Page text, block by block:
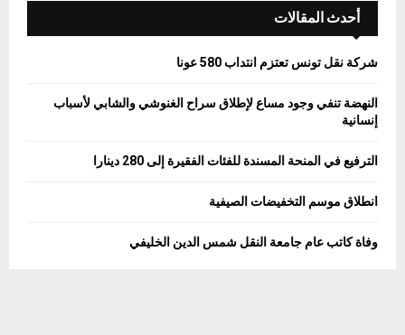
f
r
A
أحدث المقالات
شركة نقل تونس تعتزم انتداب 580 عونا
النهضة تنفي وجود مساع لإطلاق سراح الغنوشي والشابي لأسباب
إنسانية
الترفيع في المنحة المسندة للفئات الفقيرة إلى 280 دينارا
انطلاق موسم التخفيضات الصيفية
وفاة كاتب عام جامعة النقل شمس الدين الخليفي